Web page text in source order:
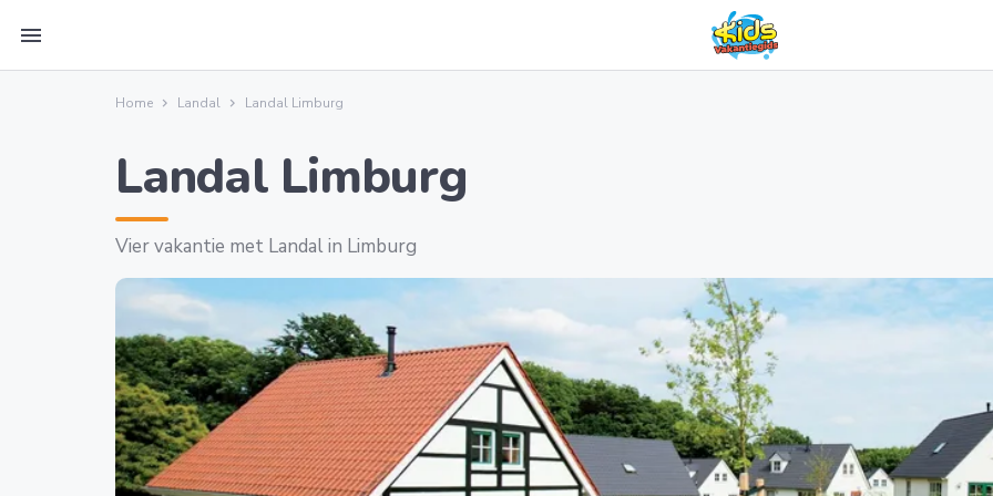
menu
Home Landal Landal Limburg
Landal Limburg
Vier vakantie met Landal in Limburg